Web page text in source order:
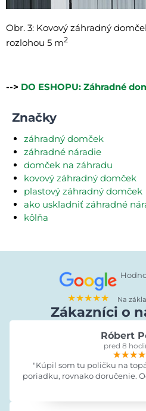
Obr. 3: Kovový záhradný
rozlohou 5 m2
--> DO ESHOPU: Záhradné
Značky
záhradný domček
záhradné náradie
domček na záhradu
kovový záhradný domček
plastový záhradný domček
ako uskladniť záhradné
kôlňa
★★★★★ Na
Zákazníci o
Róbert
pred 8
"Kúpil som tu poličku na
poriadku, rovnako doručenie.